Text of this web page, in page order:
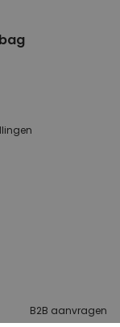
B2B aanvragen